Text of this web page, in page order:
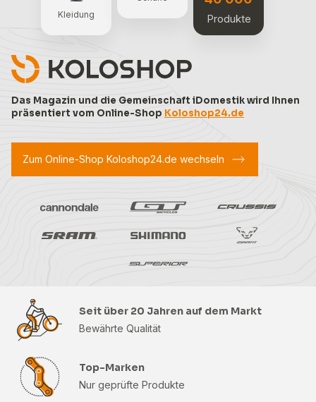
Das Magazin und die Gemeinschaft iDomestik wird Ihnen
präsentiert vom Online-Shop Koloshop24.de
Kleidung Produkte
Zum Online-Shop Koloshop24.de wechseln
Seit über 20 Jahren auf dem Markt
Bewährte Qualität
Top-Marken
Nur geprüfte Produkte